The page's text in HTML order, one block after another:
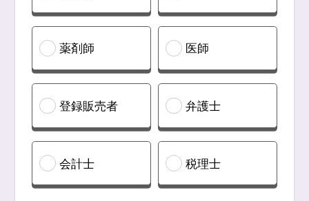
薬剤師 医師
登録販売者 弁護士
会計士 税理士